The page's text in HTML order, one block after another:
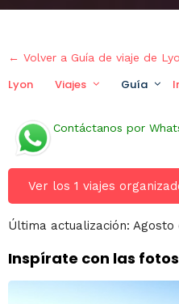
← Volver a Guía de viaje de
Lyon Viajes Guía
Contáctanos por
Ver los 1 viajes
Última actualización: Agosto
Inspírate con las